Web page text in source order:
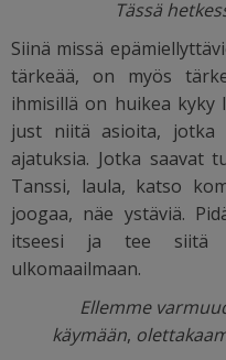
Tässä
Siinä missä
tärkeää, on myös
ihmisillä on huikea kyky
just niitä asioita, jotka
ajatuksia. Jotka saavat
Tanssi, laula, katso
joogaa, näe ystäviä.
itseesi ja tee siitä
ulkomaailmaan.
Ellemme
käymään,